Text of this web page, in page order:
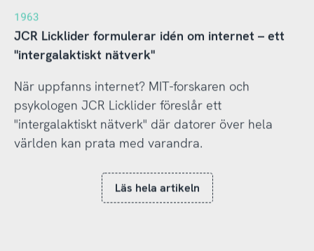
1963
JCR Licklider formulerar idén om internet – ett
"intergalaktiskt nätverk"
När uppfanns internet? MIT-forskaren och
psykologen JCR Licklider föreslår ett
"intergalaktiskt nätverk" där datorer över hela
världen kan prata med varandra.
Läs hela artikeln